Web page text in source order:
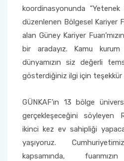
koordinasyonunda “Yetenek
düzenlenen Bölgesel Kariyer
alan Güney Kariyer
bir aradayız. Kamu
dünyamızın siz değerli
gösterdiğiniz ilgi için teşekkür
GÜNKAF’ın 13 bölge
gerçekleşeceğini söyleyen
ikinci kez ev sahipliği
yaşıyoruz.
kapsamında,
Tıp Fakültesi
Turizm Fakültesi
Uygulamalı Bilimler Fakültesi
Ziraat Fakültesi